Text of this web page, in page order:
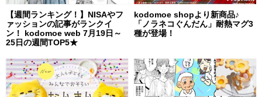
【週間ランキング！】NISAやフ
ァッションの記事がランクイ
ン！ kodomoe web 7月19日～
25日の週間TOP5★
kodomoe shopより新商品♪
「ノラネコぐんだん」耐熱マグ3
種が登場！